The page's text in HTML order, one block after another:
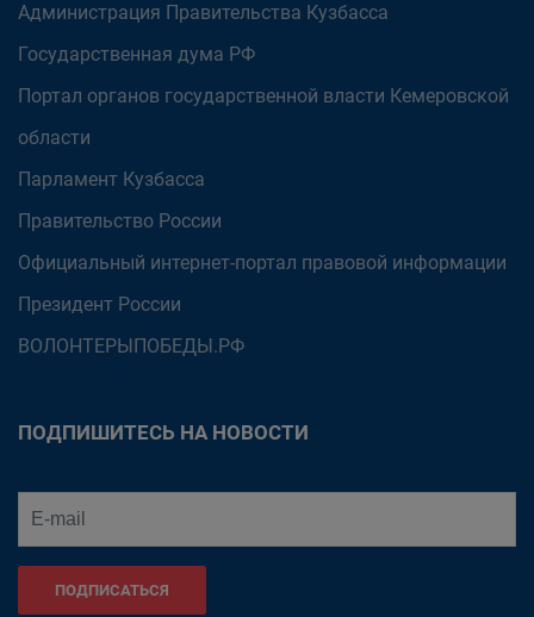
Администрация Правительства Кузбасса
Государственная дума РФ
Портал органов государственной власти Кемеровской
области
Парламент Кузбасса
Правительство России
Официальный интернет-портал правовой информации
Президент России
ВОЛОНТЕРЫПОБЕДЫ.РФ
ПОДПИШИТЕСЬ НА НОВОСТИ
ПОДПИСАТЬСЯ